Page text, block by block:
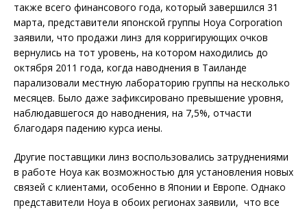
также всего финансового года, который завершился 31
марта, представители японской группы Hoya Corporation
заявили, что продажи линз для корригирующих очков
вернулись на тот уровень, на котором находились до
октября 2011 года, когда наводнения в Таиланде
парализовали местную лабораторию группы на несколько
месяцев. Было даже зафиксировано превышение уровня,
наблюдавшегося до наводнения, на 7,5%, отчасти
благодаря падению курса иены.
Другие поставщики линз воспользовались затруднениями
в работе Hoya как возможностью для установления новых
связей с клиентами, особенно в Японии и Европе. Однако
представители Hoya в обоих регионах заявили, что все